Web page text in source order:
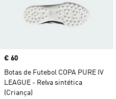
Price
€ 60
Botas de Futebol COPA PURE IV
LEAGUE - Relva sintética
(Criança)